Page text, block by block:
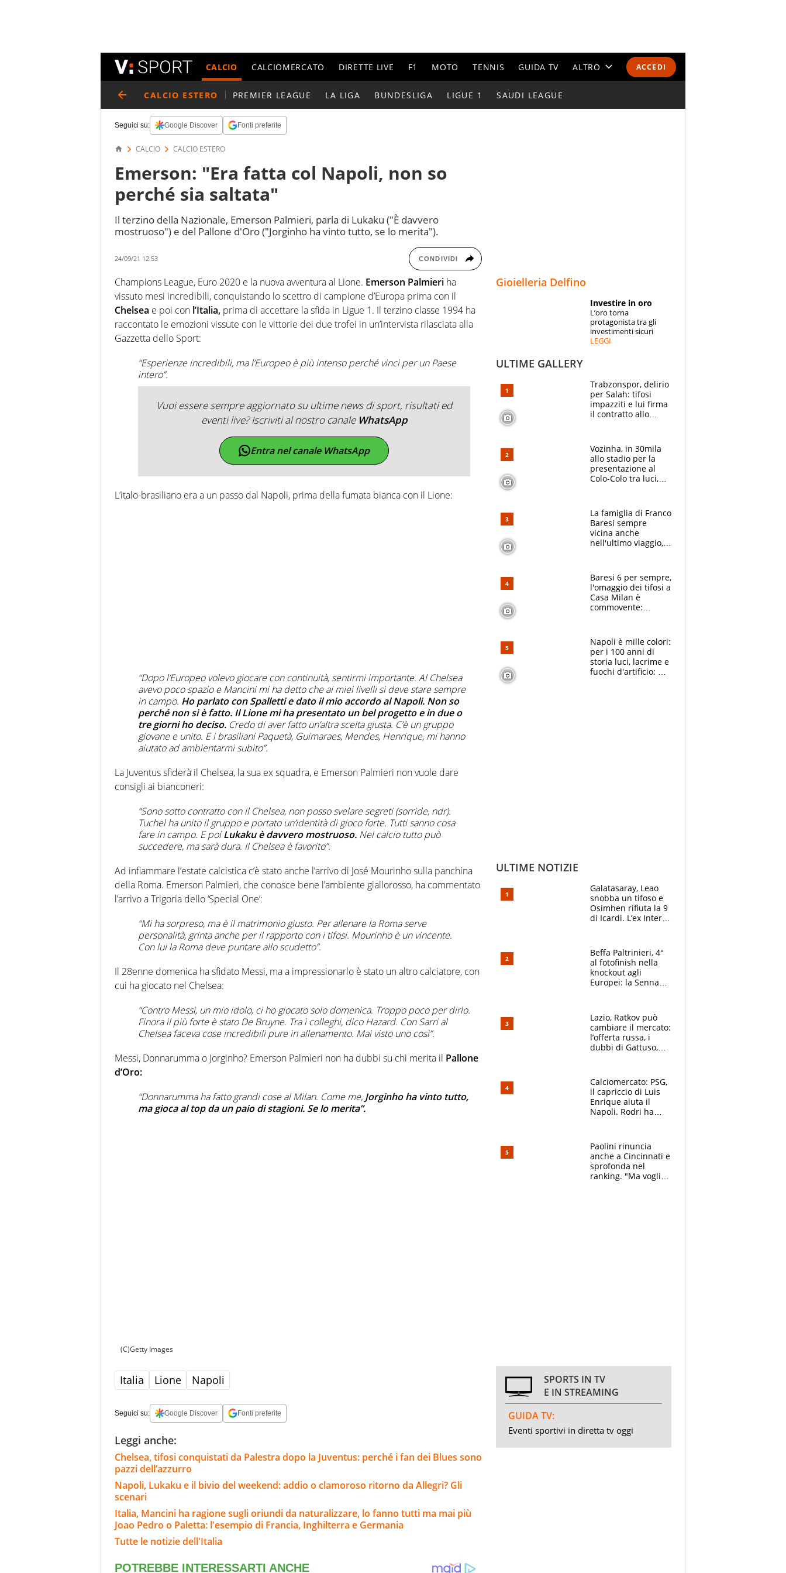
ACCEDI
CALCIO CALCIOMERCATO DIRETTE LIVE F1 MOTO TENNIS GUIDA TV ALTRO
ESPERTI
CALCIO ESTERO PREMIER LEAGUE LA LIGA BUNDESLIGA LIGUE 1 SAUDI LEAGUE
Seguici su: Google Discover Fonti preferite
CALCIO CALCIO ESTERO
Emerson: "Era fatta col Napoli, non so
perché sia saltata"
Il terzino della Nazionale, Emerson Palmieri, parla di Lukaku ("È davvero
mostruoso") e del Pallone d'Oro ("Jorginho ha vinto tutto, se lo merita").
24/09/21 12:53 CONDIVIDI
Champions League, Euro 2020 e la nuova avventura al Lione. Emerson Palmieri ha
vissuto mesi incredibili, conquistando lo scettro di campione d’Europa prima con il
Chelsea e poi con l’Italia, prima di accettare la sfida in Ligue 1. Il terzino classe 1994 ha
raccontato le emozioni vissute con le vittorie dei due trofei in un’intervista rilasciata alla
Gazzetta dello Sport:
“Esperienze incredibili, ma l’Europeo è più intenso perché vinci per un Paese
intero”.
Vuoi essere sempre aggiornato su ultime news di sport, risultati ed
eventi live? Iscriviti al nostro canale WhatsApp
Entra nel canale WhatsApp
L’italo-brasiliano era a un passo dal Napoli, prima della fumata bianca con il Lione:
“Dopo l’Europeo volevo giocare con continuità, sentirmi importante. Al Chelsea
avevo poco spazio e Mancini mi ha detto che ai miei livelli si deve stare sempre
in campo. Ho parlato con Spalletti e dato il mio accordo al Napoli. Non so
perché non si è fatto. Il Lione mi ha presentato un bel progetto e in due o
tre giorni ho deciso. Credo di aver fatto un’altra scelta giusta. C’è un gruppo
giovane e unito. E i brasiliani Paquetà, Guimaraes, Mendes, Henrique, mi hanno
aiutato ad ambientarmi subito”.
La Juventus sfiderà il Chelsea, la sua ex squadra, e Emerson Palmieri non vuole dare
consigli ai bianconeri:
“Sono sotto contratto con il Chelsea, non posso svelare segreti (sorride, ndr).
Tuchel ha unito il gruppo e portato un’identità di gioco forte. Tutti sanno cosa
fare in campo. E poiLukaku è davvero mostruoso. Nel calcio tutto può
succedere, ma sarà dura. Il Chelsea è favorito”.
Ad infiammare l’estate calcistica c’è stato anche l’arrivo di José Mourinho sulla panchina
della Roma. Emerson Palmieri, che conosce bene l’ambiente giallorosso, ha commentato
l’arrivo a Trigoria dello ‘Special One’:
“Mi ha sorpreso, ma è il matrimonio giusto. Per allenare la Roma serve
personalità, grinta anche per il rapporto con i tifosi. Mourinho è un vincente.
Con lui la Roma deve puntare allo scudetto”.
Il 28enne domenica ha sfidato Messi, ma a impressionarlo è stato un altro calciatore, con
cui ha giocato nel Chelsea:
“Contro Messi, un mio idolo, ci ho giocato solo domenica. Troppo poco per dirlo.
Finora il più forte è stato De Bruyne. Tra i colleghi, dico Hazard. Con Sarri al
Chelsea faceva cose incredibili pure in allenamento. Mai visto uno così”.
Messi, Donnarumma o Jorginho? Emerson Palmieri non ha dubbi su chi merita il Pallone
d’Oro:
“Donnarumma ha fatto grandi cose al Milan. Come me, Jorginho ha vinto tutto,
ma gioca al top da un paio di stagioni. Se lo merita”.
(C)Getty Images
Italia Lione Napoli
Seguici su: Google Discover Fonti preferite
Leggi anche:
Chelsea, tifosi conquistati da Palestra dopo la Juventus: perché i fan dei Blues sono
pazzi dell’azzurro
Napoli, Lukaku e il bivio del weekend: addio o clamoroso ritorno da Allegri? Gli
scenari
Italia, Mancini ha ragione sugli oriundi da naturalizzare, lo fanno tutti ma mai più
Joao Pedro o Paletta: l'esempio di Francia, Inghilterra e Germania
Tutte le notizie dell'Italia
Gioielleria Delfino
Investire in oro
L’oro torna
protagonista tra gli
investimenti sicuri
LEGGI
ULTIME GALLERY
Trabzonspor, delirio
per Salah: tifosi
impazziti e lui firma
il contratto allo
Vozinha, in 30mila
allo stadio per la
presentazione al
Colo-Colo tra luci,
La famiglia di Franco
Baresi sempre
vicina anche
nell'ultimo viaggio,
circondati
dall'affetto dei tifosi
Baresi 6 per sempre,
l'omaggio dei tifosi a
Casa Milan è
commovente:
bigliettini
Napoli è mille colori:
per i 100 anni di
storia luci, lacrime e
fuochi d'artificio: De
ULTIME NOTIZIE
Galatasaray, Leao
snobba un tifoso e
Osimhen rifiuta la 9
di Icardi. L’ex Inter
Beffa Paltrinieri, 4°
al fotofinish nella
knockout agli
Europei: la Senna
Lazio, Ratkov può
cambiare il mercato:
l’offerta russa, i
dubbi di Gattuso,
Calciomercato: PSG,
il capriccio di Luis
Enrique aiuta il
Napoli. Rodri ha
Fernandez
Paolini rinuncia
anche a Cincinnati e
sprofonda nel
ranking. "Ma voglio
SPORTS IN TV
E IN STREAMING
GUIDA TV:
Eventi sportivi in diretta tv oggi